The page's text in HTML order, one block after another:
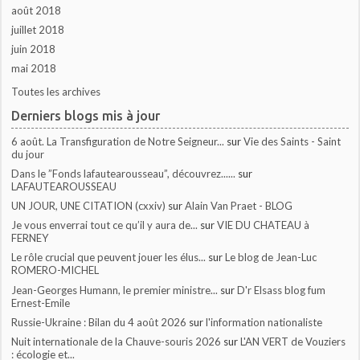
août 2018
juillet 2018
juin 2018
mai 2018
Toutes les archives
Derniers blogs mis à jour
6 août. La Transfiguration de Notre Seigneur... surVie des Saints - Saint
du jour
Dans le ”Fonds lafautearousseau”, découvrez...... sur
LAFAUTEAROUSSEAU
UN JOUR, UNE CITATION (cxxiv) surAlain Van Praet - BLOG
Je vous enverrai tout ce qu’il y aura de... surVIE DU CHATEAU à
FERNEY
Le rôle crucial que peuvent jouer les élus... surLe blog de Jean-Luc
ROMERO-MICHEL
Jean-Georges Humann, le premier ministre... surD'r Elsass blog fum
Ernest-Emile
Russie-Ukraine : Bilan du 4 août 2026 surl'information nationaliste
Nuit internationale de la Chauve-souris 2026 surL'AN VERT de Vouziers
: écologie et...